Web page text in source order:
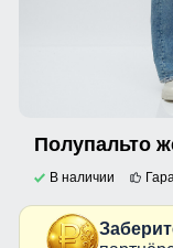
В наличии